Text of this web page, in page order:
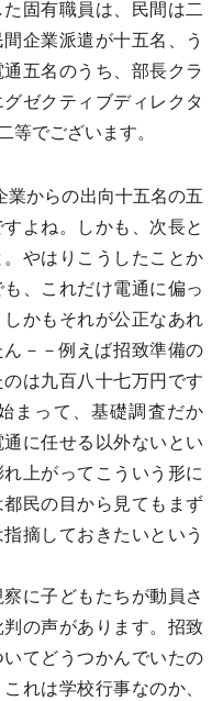
固有職員は、民間は二
企業派遣が十五名、う
五名のうち、部長クラ
ゼクティブディレクタ
等でございます。
からの出向十五名の五
よね。しかも、次長と
やはりこうしたことか
、これだけ電通に偏っ
かもそれが公正なあれ
－－例えば招致準備の
は九百八十七万円です
まって、基礎調査だか
に任せる以外ないとい
上がってこういう形に
民の目から見てもまず
摘しておきたいという
に子どもたちが動員さ
の声があります。招致
てどうつかんでいたの
れは学校行事なのか、